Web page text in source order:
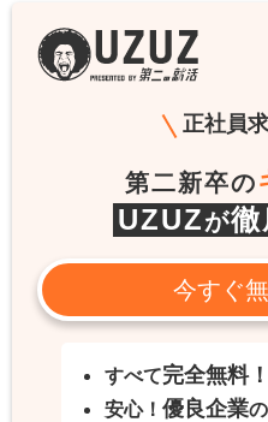
正社員
第二新卒の
UZUZが徹
今すぐ
すべて完全無料！
安心！ 優良企業